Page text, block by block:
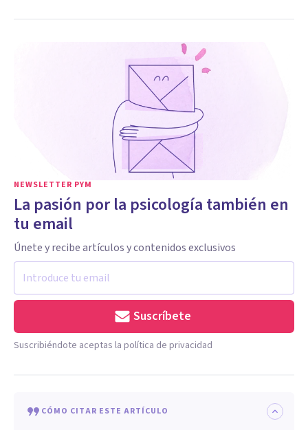
NEWSLETTER PYM
La pasión por la psicología también en
tu email
Únete y recibe artículos y contenidos exclusivos
Suscríbete
Suscribiéndote aceptas la política de privacidad
CÓMO CITAR ESTE ARTÍCULO